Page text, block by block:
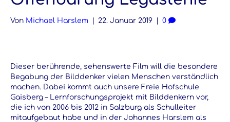
Von Michael Harslem 22. Januar 2019 0
Dieser berührende, sehenswerte Film will die besondere
Begabung der Bilddenker vielen Menschen verständlich
machen. Dabei kommt auch unsere Freie Hofschule
Gaisberg – Lernforschungsprojekt mit Bilddenkern vor,
die ich von 2006 bis 2012 in Salzburg als Schulleiter
mitaufgebaut habe und in der Johannes Harslem als